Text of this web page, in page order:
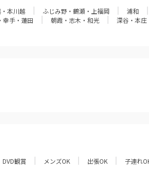
本川越 ふじみ野・鶴瀬・上福岡 浦和
幸手・蓮田 朝霞・志木・和光 深谷・本
DVD観賞 メンズOK 出張OK 子連れ